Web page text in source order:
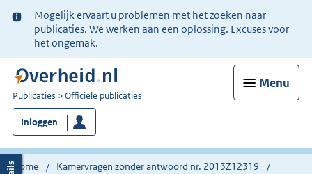
Ter
informatie:
Mogelijk ervaart u problemen met het zoeken naar
publicaties. We werken aan een oplossing. Excuses voor
het ongemak.
Menu
U
bent
nu
hier:
Publicaties Officiële publicaties
Inloggen
Home
Kamervragen zonder antwoord nr. 2013Z12319